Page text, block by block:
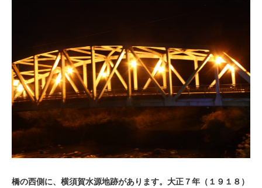
橋の西側に、横須賀水源地跡があります。大正７年（１９１８）